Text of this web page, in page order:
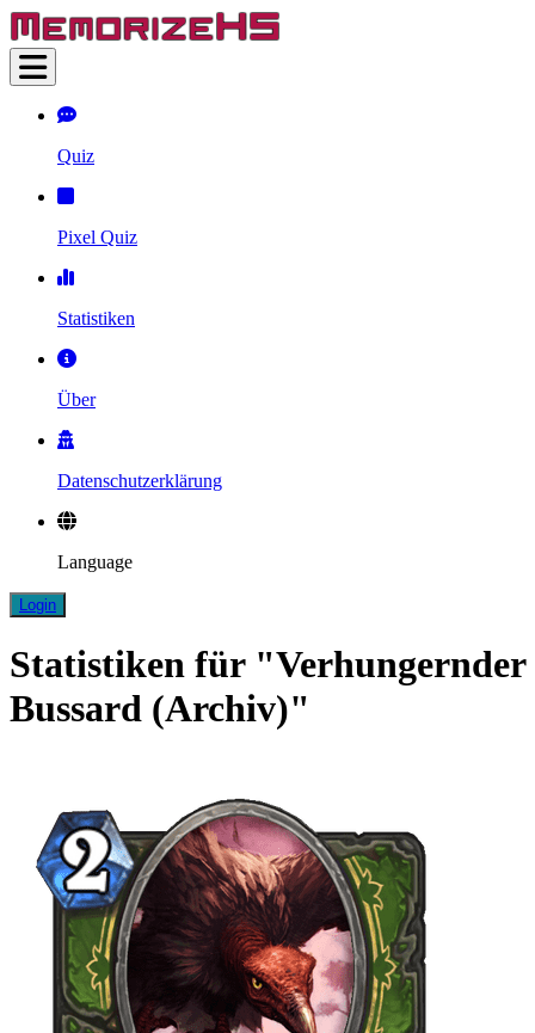
Quiz
Pixel Quiz
Statistiken
Über
Datenschutzerklärung
Language
Login
Statistiken für "Verhungernder
Bussard (Archiv)"